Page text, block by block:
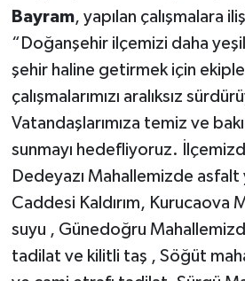
Bayram, yapılan çalışmalara
“Doğanşehir ilçemizi daha
şehir haline getirmek için
çalışmalarımızı aralıksız
Vatandaşlarımıza temiz ve
sunmayı hedefliyoruz.
Dedeyazı Mahallemizde asfalt
Caddesi Kaldırım, Kurucaova
suyu , Günedoğru
tadilat ve kilitli taş , Söğüt